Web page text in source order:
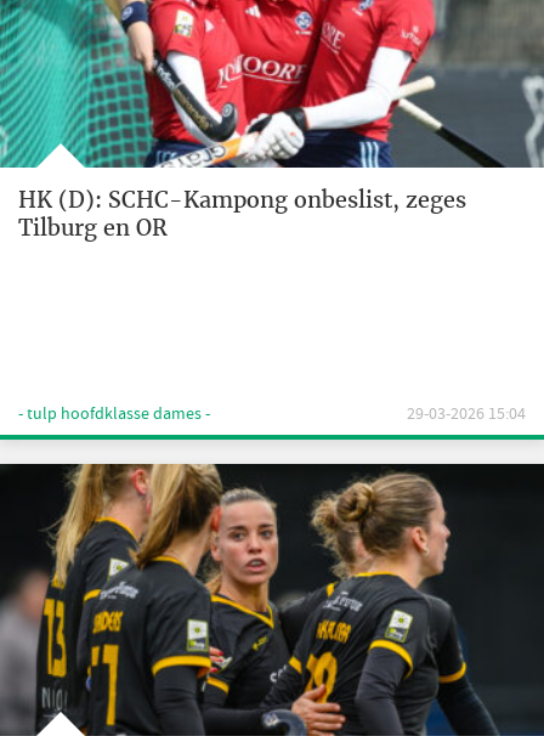
HK (D): SCHC-Kampong onbeslist, zeges
Tilburg en OR
- tulp hoofdklasse dames - 29-03-2026 15:04